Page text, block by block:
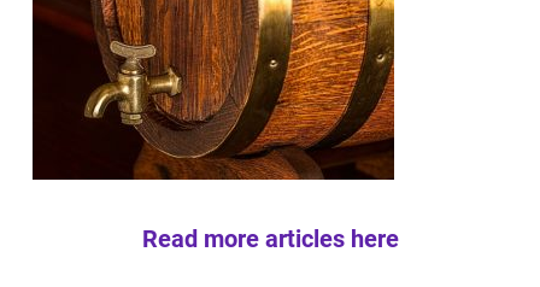
Read more articles here